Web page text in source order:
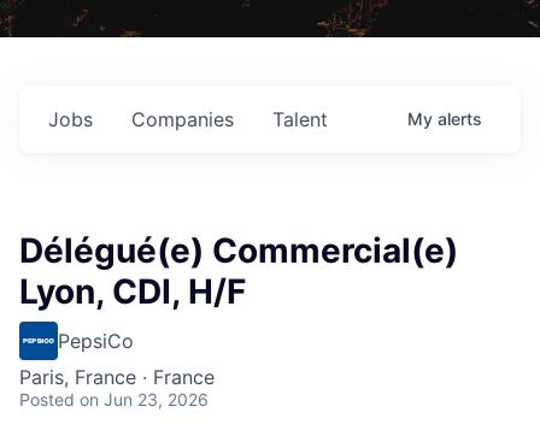
Jobs Companies Talent My alerts
Délégué(e) Commercial(e)
Lyon, CDI, H/F
PepsiCo
Paris, France · France
Posted on Jun 23, 2026